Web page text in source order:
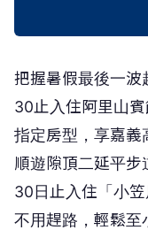
把握暑假最後一波
30止入住阿里山
指定房型，享嘉義
順遊隙頂二延平步
30日止入住「小
不用趕路，輕鬆至